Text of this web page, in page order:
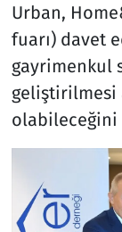
Urban,
fuarı) davet
gayrimenkul
geliştirilmesi